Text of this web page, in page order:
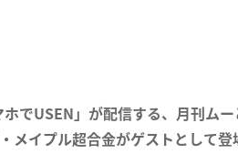
でUSEN」が配信する、月刊ム
メイプル超合金がゲストとして登